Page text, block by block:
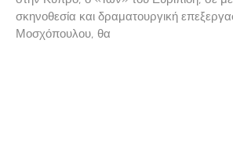
σκηνοθεσία και δραματουργική
Μοσχόπουλου, θα